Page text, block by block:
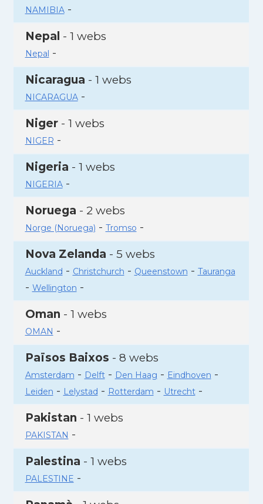
NAMIBIA-
Nepal - 1 webs
Nepal -
Nicaragua - 1 webs
NICARAGUA-
Niger- 1 webs
NIGER -
Nigeria - 1 webs
NIGERIA-
Noruega - 2 webs
Norge (Noruega) - Tromso -
Nova Zelanda - 5 webs
Auckland - Christchurch - Queenstown - Tauranga
- Wellington -
Oman - 1 webs
OMAN -
Països Baixos - 8 webs
Amsterdam - Delft- Den Haag - Eindhoven -
Leiden - Lelystad - Rotterdam - Utrecht-
Pakistan - 1 webs
PAKISTAN -
Palestina - 1 webs
PALESTINE -